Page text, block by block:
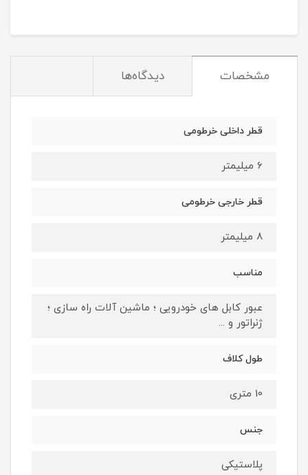
مشخصات دیدگاه‌ها
قطر داخلی خرطومی
6 میلیمتر
قطر خارجی خرطومی
8 میلیمتر
مناسب
عبور کابل های خودرویی ؛ ماشین آلات راه سازی ؛
ژنراتور و ...
طول کلاف
10 متری
جنس
پلاستیکی